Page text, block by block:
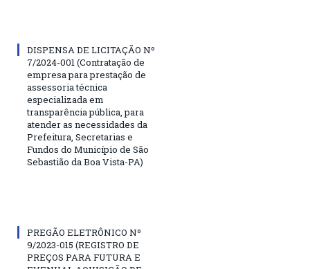
DISPENSA DE LICITAÇÃO Nº
7/2024-001 (Contratação de
empresa para prestação de
assessoria técnica
especializada em
transparência pública, para
atender as necessidades da
Prefeitura, Secretarias e
Fundos do Município de São
Sebastião da Boa Vista-PA)
PREGÃO ELETRÔNICO Nº
9/2023-015 (REGISTRO DE
PREÇOS PARA FUTURA E